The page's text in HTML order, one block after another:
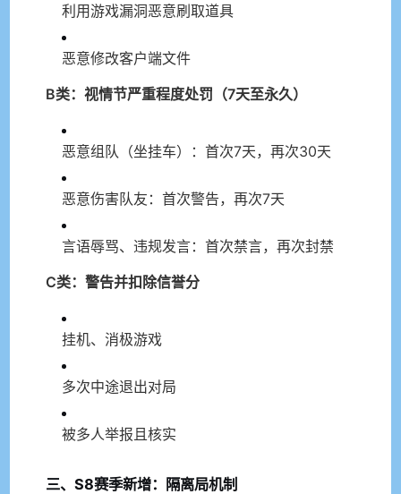
利用游戏漏洞恶意刷取道具
恶意修改客户端文件
B类：视情节严重程度处罚（7天至永久）
恶意组队（坐挂车）：首次7天，再次30天
恶意伤害队友：首次警告，再次7天
言语辱骂、违规发言：首次禁言，再次封禁
C类：警告并扣除信誉分
挂机、消极游戏
多次中途退出对局
被多人举报且核实
三、S8赛季新增：隔离局机制